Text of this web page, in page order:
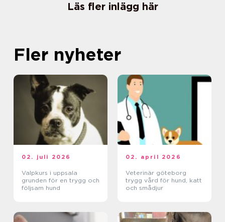
Läs fler inlägg här
Fler nyheter
02. juli 2026
Valpkurs i uppsala
grunden för en trygg och
följsam hund
02. april 2026
Veterinär göteborg
trygg vård för hund, katt
och smådjur